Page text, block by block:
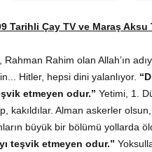
Tarihli Çay TV ve Maraş
Rahman Rahim olan Allah’ın
Hitler, hepsi dini yalanlıyor.
etmeyen odur.” Yetimi, 1.
kakıldılar. Alman askerler
büyük bir bölümü yollarda
teşvik etmeyen odur.”